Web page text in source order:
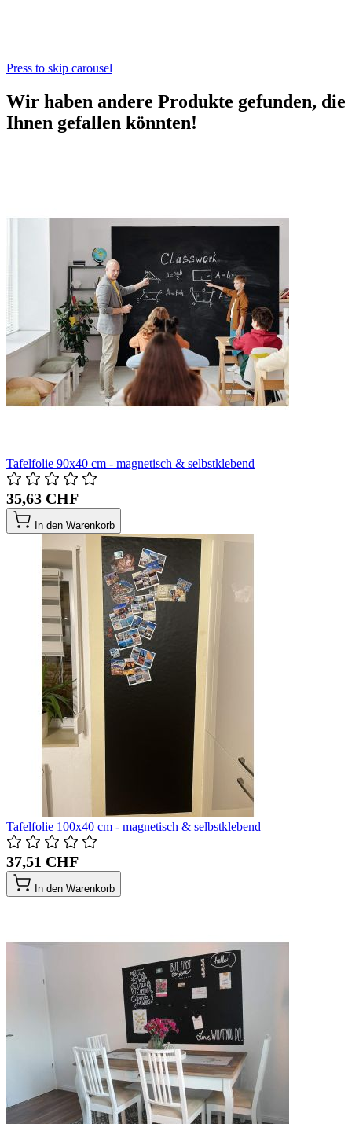
Press to skip carousel
Wir haben andere Produkte gefunden, die
Ihnen gefallen könnten!
Tafelfolie 90x40 cm - magnetisch & selbstklebend
35,63 CHF
In den Warenkorb
Tafelfolie 100x40 cm - magnetisch & selbstklebend
37,51 CHF
In den Warenkorb